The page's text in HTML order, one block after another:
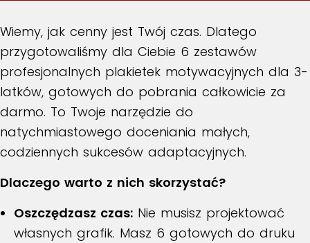
Wiemy, jak cenny jest Twój czas. Dlatego
przygotowaliśmy dla Ciebie 6 zestawów
profesjonalnych plakietek motywacyjnych dla 3-
latków, gotowych do pobrania całkowicie za
darmo. To Twoje narzędzie do
natychmiastowego doceniania małych,
codziennych sukcesów adaptacyjnych.
Dlaczego warto z nich skorzystać?
Oszczędzasz czas: Nie musisz projektować
własnych grafik. Masz 6 gotowych do druku